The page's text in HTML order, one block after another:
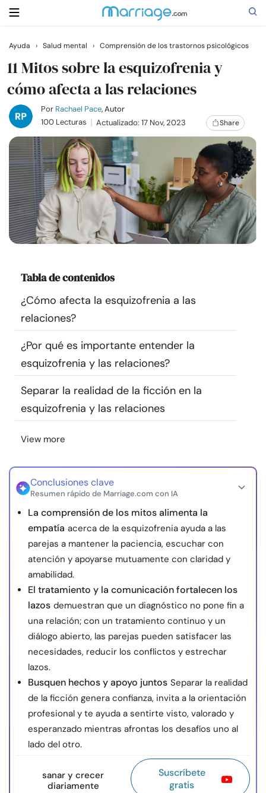
Buscar
Casarse
Relaciones
Familia
Ayuda
Cursos
Recursos
Comunidad
Encuentra un terapeuta
Idioma ES
nosotros
Ayuda › Salud mental › Comprensión de los trastornos psicológicos
11 Mitos sobre la esquizofrenia y
cómo afecta a las relaciones
Por Rachael Pace, Autor
100 Lecturas
Actualizado: 17 Nov, 2023 Share
Tabla de contenidos
¿Cómo afecta la esquizofrenia a las
relaciones?
¿Por qué es importante entender la
esquizofrenia y las relaciones?
Separar la realidad de la ficción en la
esquizofrenia y las relaciones
View more
Conclusiones clave
Resumen rápido de Marriage.com con IA
La comprensión de los mitos alimenta la
empatía acerca de la esquizofrenia ayuda a las
parejas a mantener la paciencia, escuchar con
atención y apoyarse mutuamente con claridad y
amabilidad.
El tratamiento y la comunicación fortalecen los
lazos demuestran que un diagnóstico no pone fin a
una relación; con un tratamiento continuo y un
diálogo abierto, las parejas pueden satisfacer las
necesidades, reducir los conflictos y estrechar
lazos.
Busquen hechos y apoyo juntos Separar la realidad
de la ficción genera confianza, invita a la orientación
profesional y te ayuda a sentirte visto, valorado y
esperanzado mientras afrontas los desafíos uno al
lado del otro.
sanar y crecer
diariamente
Suscríbete
gratis